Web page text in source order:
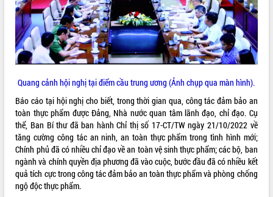
Quang cảnh hội nghị tại điểm cầu trung ương (Ảnh chụp qua màn hình).
Báo cáo tại hội nghị cho biết, trong thời gian qua, công tác đảm bảo an
toàn thực phẩm được Đảng, Nhà nước quan tâm lãnh đạo, chỉ đạo. Cụ
thể, Ban Bí thư đã ban hành Chỉ thị số 17-CT/TW ngày 21/10/2022 về
tăng cường công tác an ninh, an toàn thực phẩm trong tình hình mới;
Chính phủ đã có nhiều chỉ đạo về an toàn vệ sinh thực phẩm; các bộ, ban
ngành và chính quyền địa phương đã vào cuộc, bước đầu đã có nhiều kết
quả tích cực trong công tác đảm bảo an toàn thực phẩm và phòng chống
ngộ độc thực phẩm.